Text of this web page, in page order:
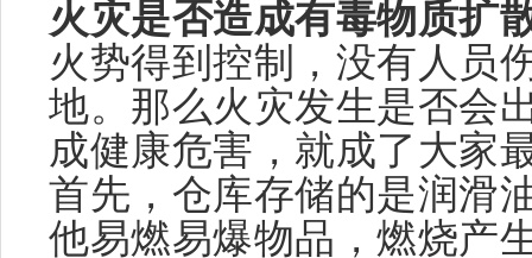
火灾是否造成有毒物质扩
火势得到控制，没有人员
地。那么火灾发生是否会
成健康危害，就成了大家
首先，仓库存储的是润滑
他易燃易爆物品，燃烧产